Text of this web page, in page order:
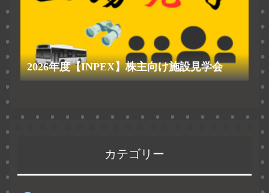
2026年度【INPEX】株主向け施設見学会
カテゴリー